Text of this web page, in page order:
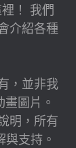
！ 我們
介紹各種
，並非我
圖片。
明，所有
支持。